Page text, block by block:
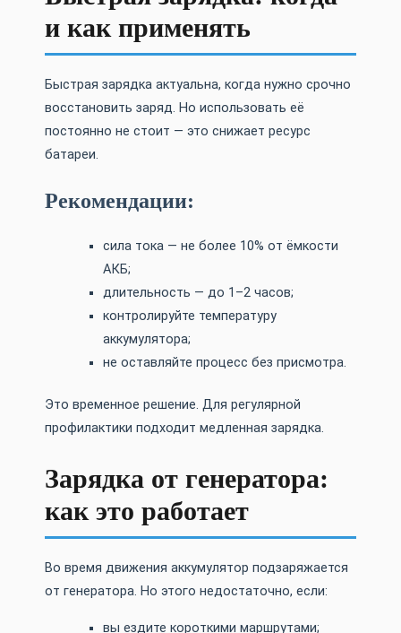
и как применять
Быстрая зарядка актуальна, когда нужно срочно
восстановить заряд. Но использовать её
постоянно не стоит — это снижает ресурс
батареи.
Рекомендации:
сила тока — не более 10% от ёмкости
АКБ;
длительность — до 1–2 часов;
контролируйте температуру
аккумулятора;
не оставляйте процесс без присмотра.
Это временное решение. Для регулярной
профилактики подходит медленная зарядка.
Зарядка от генератора:
как это работает
Во время движения аккумулятор подзаряжается
от генератора. Но этого недостаточно, если:
вы ездите короткими маршрутами;